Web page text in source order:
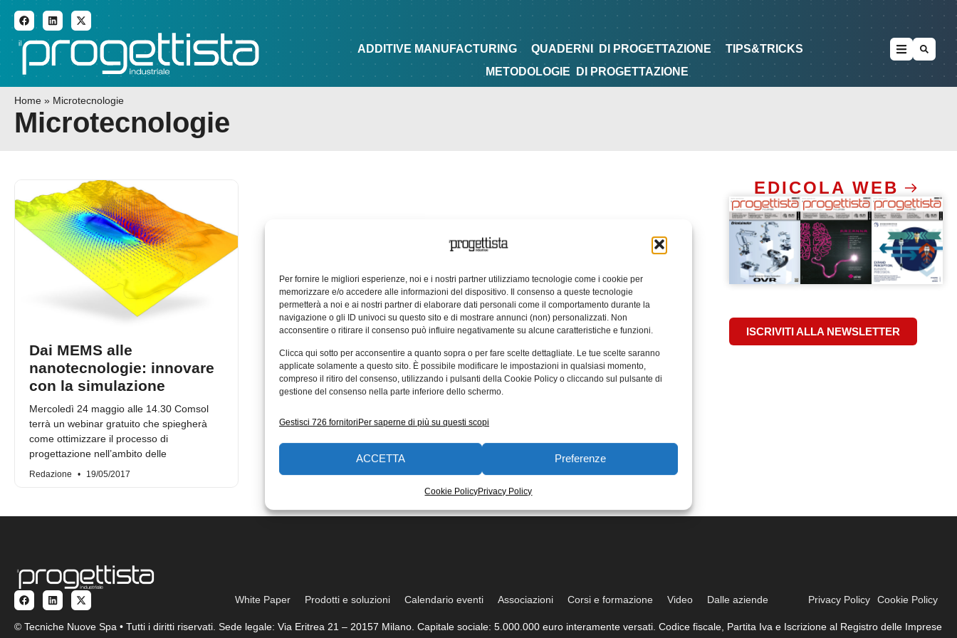
Per fornire le migliori esperienze, noi e i nostri partner utilizziamo tecnologie come i cookie per
memorizzare e/o accedere alle informazioni del dispositivo. Il consenso a queste tecnologie
permetterà a noi e ai nostri partner di elaborare dati personali come il comportamento durante la
navigazione o gli ID univoci su questo sito e di mostrare annunci (non) personalizzati. Non
acconsentire o ritirare il consenso può influire negativamente su alcune caratteristiche e funzioni.
Clicca qui sotto per acconsentire a quanto sopra o per fare scelte dettagliate. Le tue scelte saranno
applicate solamente a questo sito. È possibile modificare le impostazioni in qualsiasi momento,
compreso il ritiro del consenso, utilizzando i pulsanti della Cookie Policy o cliccando sul pulsante di
gestione del consenso nella parte inferiore dello schermo.
Gestisci 726 fornitoriPer saperne di più su questi scopi
ACCETTA Preferenze
Cookie PolicyPrivacy Policy
ADDITIVE MANUFACTURING QUADERNI DI PROGETTAZIONE TIPS&TRICKS METODOLOGIE DI PROGETTAZIONE
ADDITIVE MANUFACTURING QUADERNI DI PROGETTAZIONE
TIPS&TRICKS
METODOLOGIE
DI PROGETTAZIONE
Home » Microtecnologie
Microtecnologie
Dai MEMS alle
nanotecnologie: innovare
con la simulazione
Mercoledì 24 maggio alle 14.30 Comsol
terrà un webinar gratuito che spiegherà
come ottimizzare il processo di
progettazione nell’ambito delle
Redazione 19/05/2017
EDICOLA WEB
ISCRIVITI ALLA NEWSLETTER
White Paper Prodotti e soluzioni Calendario eventi Associazioni Corsi e formazione Video Dalle aziende Privacy Policy Cookie Policy
© Tecniche Nuove Spa • Tutti i diritti riservati. Sede legale: Via Eritrea 21 – 20157 Milano. Capitale sociale: 5.000.000 euro interamente versati. Codice fiscale, Partita Iva e Iscrizione al Registro delle Imprese